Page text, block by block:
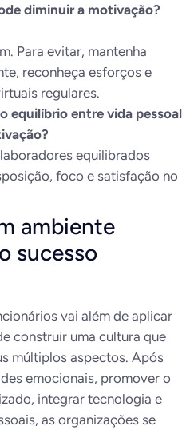
diminuir a motivação?
Para evitar, mantenha
reconheça esforços e
regulares.
equilíbrio entre vida pessoal
equilibrados
foco e satisfação no
ambiente
sucesso
vai além de aplicar
construir uma cultura que
múltiplos aspectos. Após
emocionais, promover o
integrar tecnologia e
as organizações se